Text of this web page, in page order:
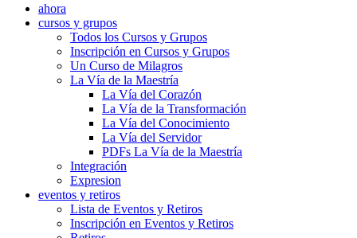
ahora
cursos y grupos
Todos los Cursos y Grupos
Inscripción en Cursos y Grupos
Un Curso de Milagros
La Vía de la Maestría
La Vía del Corazón
La Vía de la Transformación
La Vía del Conocimiento
La Vía del Servidor
PDFs La Vía de la Maestría
Integración
Expresion
eventos y retiros
Lista de Eventos y Retiros
Inscripción en Eventos y Retiros